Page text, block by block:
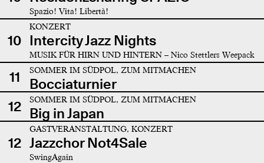
Spazio! Vita! Libertà!
10
KONZERT
Intercity Jazz Nights
MUSIK FÜR HIRN UND HINTERN – Nico Stettlers Weepack
11 SOMMER IM SÜDPOL, ZUM MITMACHEN
Bocciaturnier
12
SOMMER IM SÜDPOL, ZUM MITMACHEN
Big in Japan
12
GASTVERANSTALTUNG, KONZERT
Jazzchor Not4Sale
SwingAgain